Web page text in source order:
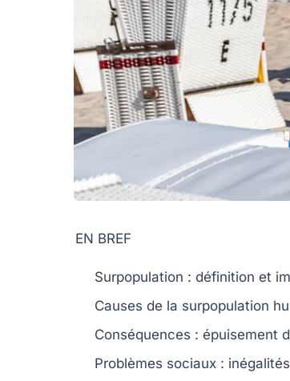
EN BREF
Surpopulation : définition et
Causes de la surpopulation
Conséquences : épuisement
Problèmes sociaux : inégalités